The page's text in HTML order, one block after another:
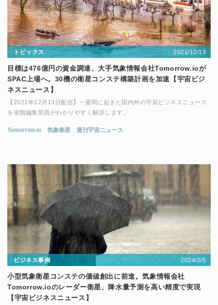
トピックス 2021/12/13
目標は476億円の資金調達、大手気象情報会社Tomorrow.ioが
SPAC上場へ。30機の衛星コンステ構築計画を加速【宇宙ビジ
ネスニュース】
【2021年12月13日配信】一週間に起きた国内外の宇宙ビジネスニュース
を宙畑編集部員がわかりやすく解説します。
Tomorrow.io 気象衛星 週刊宇宙ニュース
ビジネス事例 2024/2/5
小型気象衛星コンステの価値創出に前進。気象情報会社
Tomorrow.ioのレーダー衛星、降水量予測を高い精度で実現
【宇宙ビジネスニュース】